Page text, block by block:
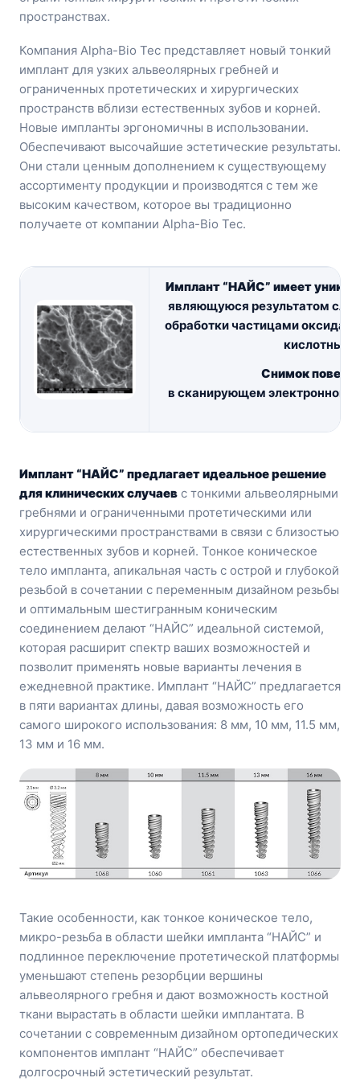
пространствах.
Компания Alpha-Bio Tec представляет новый тонкий
имплант для узких альвеолярных гребней и
ограниченных протетических и хирургических
пространств вблизи естественных зубов и корней.
Новые импланты эргономичны в использовании.
Обеспечивают высочайшие эстетические результаты.
Они стали ценным дополнением к существующему
ассортименту продукции и производятся с тем же
высоким качеством, которое вы традиционно
получаете от компании Alpha-Bio Tec.
Имплант “НАЙС” имеет
являющуюся результатом
обработки частицами оксида
кислотным
Снимок
в сканирующем электронном
Имплант “НАЙС” предлагает идеальное решение
для клинических случаев с тонкими альвеолярными
гребнями и ограниченными протетическими или
хирургическими пространствами в связи с близостью
естественных зубов и корней. Тонкое коническое
тело импланта, апикальная часть с острой и глубокой
резьбой в сочетании с переменным дизайном резьбы
и оптимальным шестигранным коническим
соединением делают “НАЙС” идеальной системой,
которая расширит спектр ваших возможностей и
позволит применять новые варианты лечения в
ежедневной практике. Имплант “НАЙС” предлагается
в пяти вариантах длины, давая возможность его
самого широкого использования: 8 мм, 10 мм, 11.5 мм,
13 мм и 16 мм.
Такие особенности, как тонкое коническое тело,
микро-резьба в области шейки импланта “НАЙС” и
подлинное переключение протетической платформы
уменьшают степень резорбции вершины
альвеолярного гребня и дают возможность костной
ткани вырастать в области шейки имплантата. В
сочетании с современным дизайном ортопедических
компонентов имплант “НАЙС” обеспечивает
долгосрочный эстетический результат.